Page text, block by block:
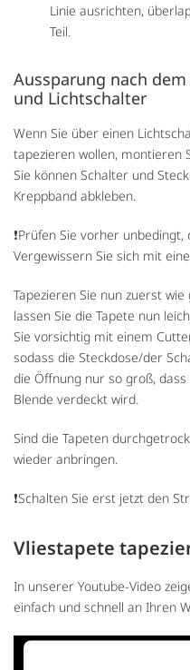
Linie ausrichten,
Teil.
Aussparung nach
und Lichtschalter
Wenn Sie über einen
tapezieren wollen, montieren
Sie können Schalter und
Kreppband abkleben.
❗Prüfen Sie vorher
Vergewissern Sie sich mit
Tapezieren Sie nun zuerst
lassen Sie die Tapete nun
Sie vorsichtig mit einem
sodass die Steckdose/der
die Öffnung nur so groß,
Blende verdeckt wird.
Sind die Tapeten
wieder anbringen.
❗Schalten Sie erst jetzt den
Vliestapete
In unserer Youtube-Video
einfach und schnell an Ihren